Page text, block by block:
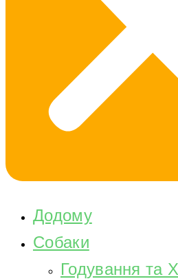
Додому
Собаки
Годування та